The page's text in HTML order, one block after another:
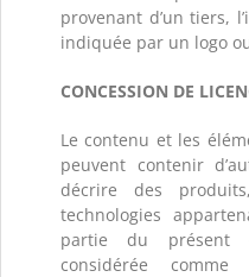
provenant d’un tiers,
indiquée par un logo
CONCESSION DE
Le contenu et les
peuvent contenir
décrire des
technologies
partie du présent
considérée